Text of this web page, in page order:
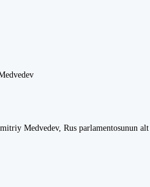
Medvedev, Rus parlamentosunun